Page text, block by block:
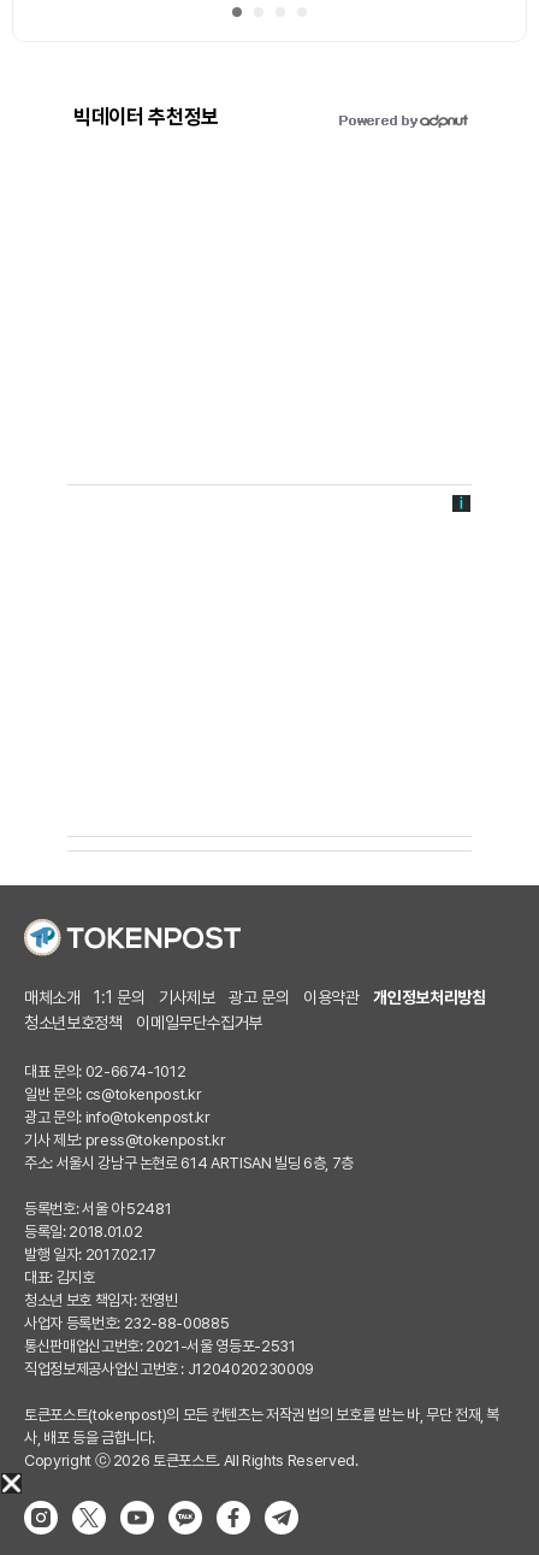
빅데이터 추천정보
매체소개 1:1 문의 기사제보 광고 문의 이용약관
개인정보처리방침
청소년보호정책
이메일무단수집거부
대표 문의: 02-6674-1012
일반 문의: cs@tokenpost.kr
광고 문의: info@tokenpost.kr
기사 제보: press@tokenpost.kr
주소: 서울시 강남구 논현로 614 ARTISAN 빌딩 6층, 7층
등록번호: 서울 아 52481
등록일: 2018.01.02
발행 일자: 2017.02.17
대표: 김지호
청소년 보호 책임자: 전영빈
사업자 등록번호: 232-88-00885
통신판매업신고번호: 2021-서울 영등포-2531
직업정보제공사업신고번호 : J1204020230009
토큰포스트(tokenpost)의 모든 컨텐츠는 저작권 법의 보호를 받는 바, 무단 전재, 복
사, 배포 등을 금합니다.
Copyright ⓒ 2026 토큰포스트. All Rights Reserved.